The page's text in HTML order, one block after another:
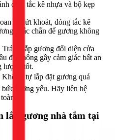
dấu, tắc kê nhựa và bộ kẹp
lỗ dứt khoát, đóng tắc kê
chắc chắn để gương không
Tránh lắp gương đối diện cửa
để không gây cảm giác bất an
lượng tốt.
Không tự lắp đặt gương quá
bức tường yếu. Hãy liên hệ
lắp gương nhà tắm tại